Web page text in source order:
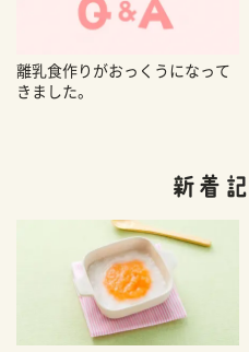
離乳食作りがおっくうになって
きました。